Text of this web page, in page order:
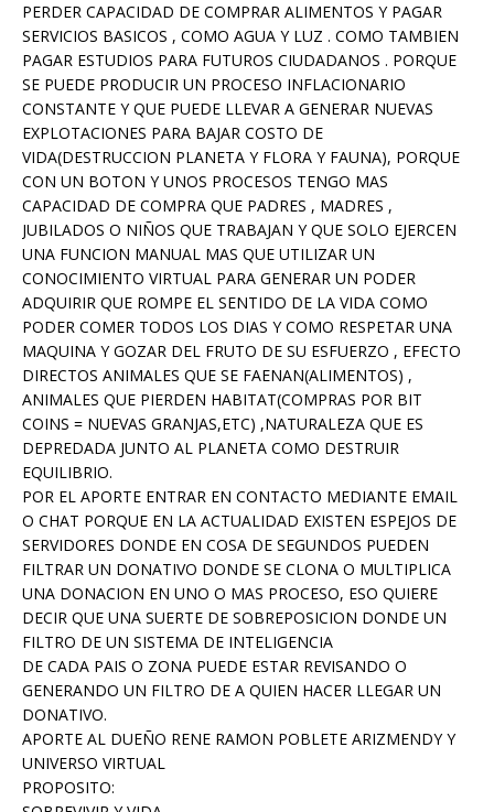
PERDER CAPACIDAD DE COMPRAR ALIMENTOS Y PAGAR
SERVICIOS BASICOS , COMO AGUA Y LUZ . COMO TAMBIEN
PAGAR ESTUDIOS PARA FUTUROS CIUDADANOS . PORQUE
SE PUEDE PRODUCIR UN PROCESO INFLACIONARIO
CONSTANTE Y QUE PUEDE LLEVAR A GENERAR NUEVAS
EXPLOTACIONES PARA BAJAR COSTO DE
VIDA(DESTRUCCION PLANETA Y FLORA Y FAUNA), PORQUE
CON UN BOTON Y UNOS PROCESOS TENGO MAS
CAPACIDAD DE COMPRA QUE PADRES , MADRES ,
JUBILADOS O NIÑOS QUE TRABAJAN Y QUE SOLO EJERCEN
UNA FUNCION MANUAL MAS QUE UTILIZAR UN
CONOCIMIENTO VIRTUAL PARA GENERAR UN PODER
ADQUIRIR QUE ROMPE EL SENTIDO DE LA VIDA COMO
PODER COMER TODOS LOS DIAS Y COMO RESPETAR UNA
MAQUINA Y GOZAR DEL FRUTO DE SU ESFUERZO , EFECTO
DIRECTOS ANIMALES QUE SE FAENAN(ALIMENTOS) ,
ANIMALES QUE PIERDEN HABITAT(COMPRAS POR BIT
COINS = NUEVAS GRANJAS,ETC) ,NATURALEZA QUE ES
DEPREDADA JUNTO AL PLANETA COMO DESTRUIR
EQUILIBRIO.
POR EL APORTE ENTRAR EN CONTACTO MEDIANTE EMAIL
O CHAT PORQUE EN LA ACTUALIDAD EXISTEN ESPEJOS DE
SERVIDORES DONDE EN COSA DE SEGUNDOS PUEDEN
FILTRAR UN DONATIVO DONDE SE CLONA O MULTIPLICA
UNA DONACION EN UNO O MAS PROCESO, ESO QUIERE
DECIR QUE UNA SUERTE DE SOBREPOSICION DONDE UN
FILTRO DE UN SISTEMA DE INTELIGENCIA
DE CADA PAIS O ZONA PUEDE ESTAR REVISANDO O
GENERANDO UN FILTRO DE A QUIEN HACER LLEGAR UN
DONATIVO.
APORTE AL DUEÑO RENE RAMON POBLETE ARIZMENDY Y
UNIVERSO VIRTUAL
PROPOSITO: